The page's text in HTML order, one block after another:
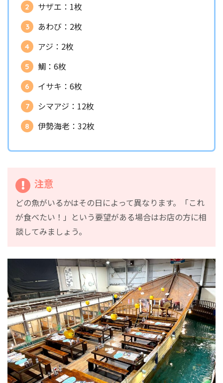
サザエ：1枚
あわび：2枚
アジ：2枚
鯛：6枚
イサキ：6枚
シマアジ：12枚
伊勢海老：32枚
注意
どの魚がいるかはその日によって異なります。「これ
が食べたい！」という要望がある場合はお店の方に相
談してみましょう。